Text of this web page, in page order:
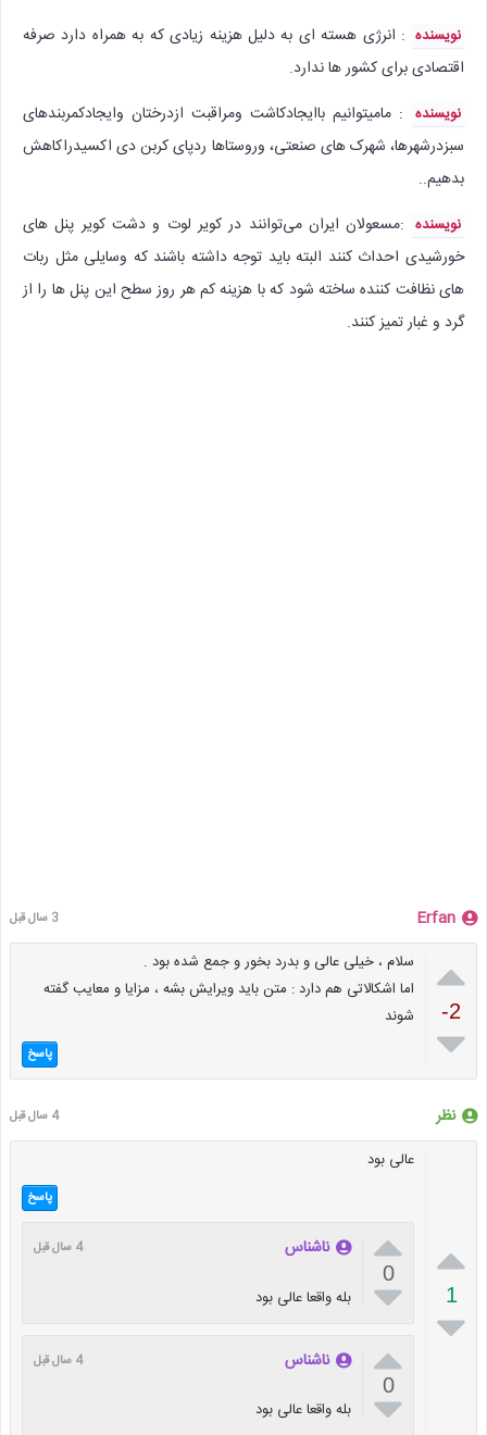
نویسنده : انرژی هسته ای به دلیل هزینه زیادی که به همراه دارد صرفه
اقتصادی برای کشور ها ندارد.
نویسنده : مامیتوانیم باایجادکاشت ومراقبت ازدرختان وایجادکمربندهای
سبزدرشهرها، شهرک های صنعتی، وروستاها ردپای کربن دی اکسیدراکاهش
بدهیم..
نویسنده :‌مسعولان ایران می‌توانند در کویر لوت و دشت کویر پنل های
خورشیدی احداث کنند البته باید توجه داشته باشند که وسایلی مثل ربات
های نظافت کننده ساخته شود که با هزینه کم هر روز سطح این پنل ها را از
گرد و غبار تمیز کنند.
Erfan 3 سال قبل

-2

سلام ، خیلی عالی و بدرد بخور و جمع شده بود .
اما اشکالاتی هم دارد : متن باید ویرایش بشه ، مزایا و معایب گفته
شوند
پاسخ
نظر 4 سال قبل

1

عالی بود
پاسخ

0

ناشناس 4 سال قبل
بله واقعا عالی بود

0

ناشناس 4 سال قبل
بله واقعا عالی بود